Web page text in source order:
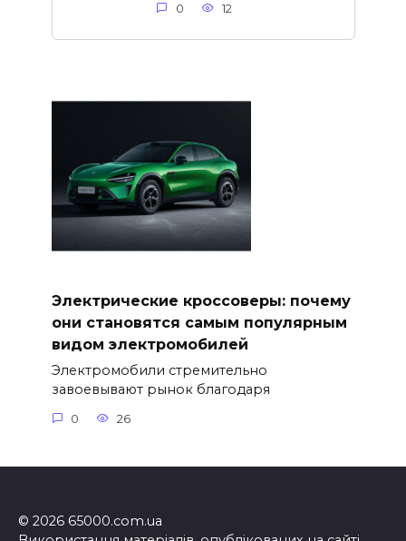
0 12
Электрические кроссоверы: почему
они становятся самым популярным
видом электромобилей
Электромобили стремительно
завоевывают рынок благодаря
0 26
© 2026 65000.com.ua